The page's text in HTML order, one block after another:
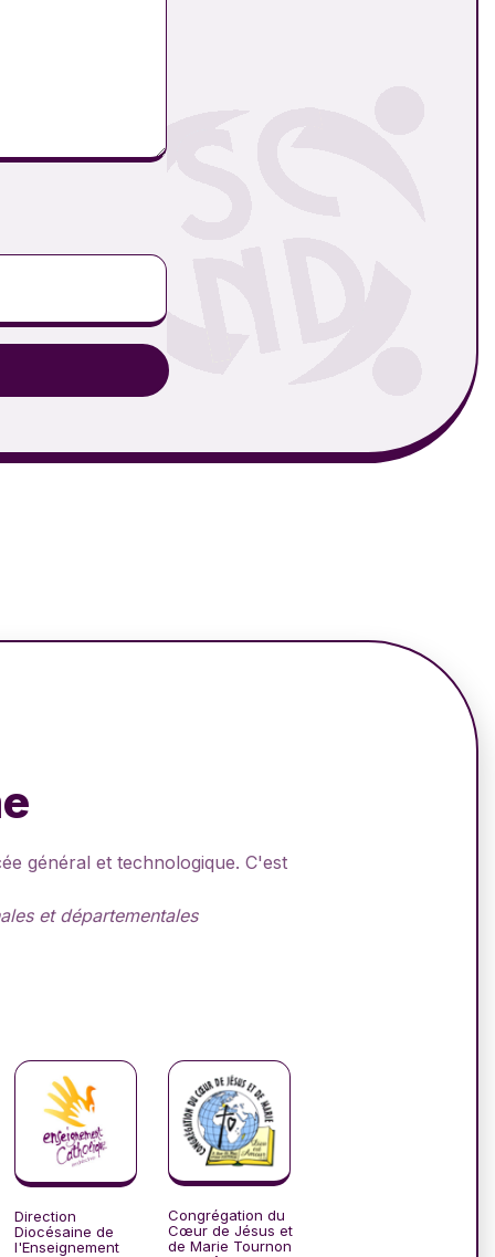
général et technologique. C'est
et départementales
Direction
Diocésaine de
l'Enseignement
Congrégation du
Cœur de Jésus et
de Marie Tournon